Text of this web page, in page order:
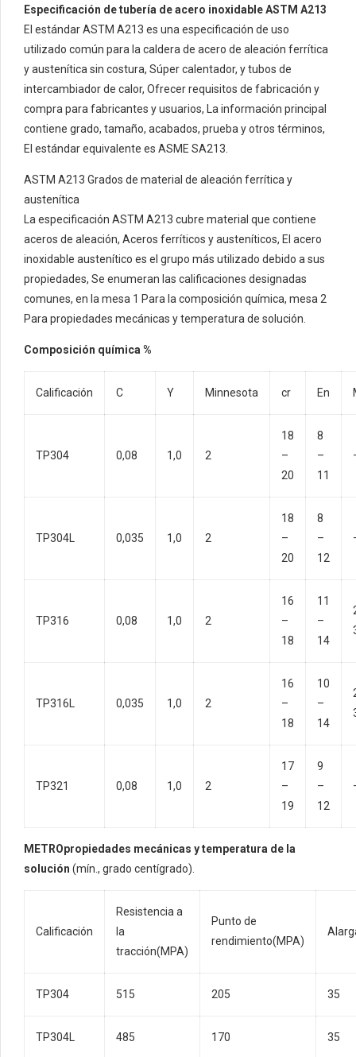
Especificación de tubería de acero inoxidable ASTM A213
El estándar ASTM A213 es una especificación de uso
utilizado común para la caldera de acero de aleación ferrítica
y austenítica sin costura, Súper calentador, y tubos de
intercambiador de calor, Ofrecer requisitos de fabricación y
compra para fabricantes y usuarios, La información principal
contiene grado, tamaño, acabados, prueba y otros términos,
El estándar equivalente es ASME SA213.
ASTM A213 Grados de material de aleación ferrítica y
austenítica
La especificación ASTM A213 cubre material que contiene
aceros de aleación, Aceros ferríticos y austeníticos, El acero
inoxidable austenítico es el grupo más utilizado debido a sus
propiedades, Se enumeran las calificaciones designadas
comunes, en la mesa 1 Para la composición química, mesa 2
Para propiedades mecánicas y temperatura de solución.
Composición química %
Calificación C Y Minnesota cr En
TP304 0,08 1,0 2
18
–
20
8
–
11
TP304L 0,035 1,0 2
18
–
20
8
–
12
TP316 0,08 1,0 2
16
–
18
11
–
14
TP316L 0,035 1,0 2
16
–
18
10
–
14
TP321 0,08 1,0 2
17
–
19
9
–
12
METROpropiedades mecánicas y temperatura de la
solución (mín., grado centígrado).
Calificación
Resistencia a
la
tracción(MPA)
Punto de
rendimiento(MPA)
TP304 515 205 35
TP304L 485 170 35